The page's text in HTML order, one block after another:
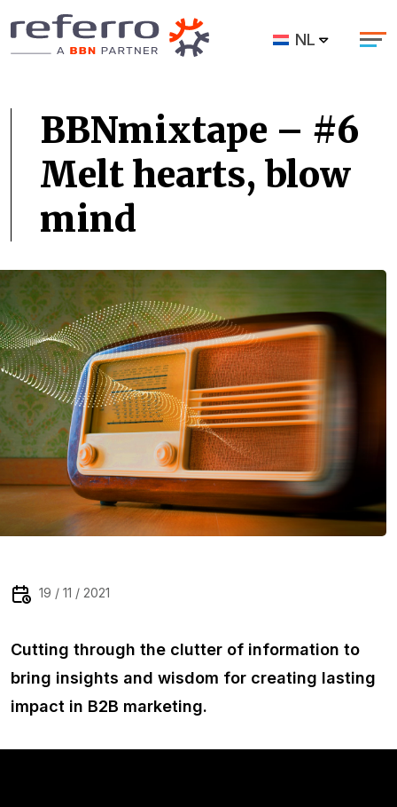
NL
BBNmixtape – #6
Melt hearts, blow
mind
19 / 11 / 2021
Cutting through the clutter of information to
bring insights and wisdom for creating lasting
impact in B2B marketing.